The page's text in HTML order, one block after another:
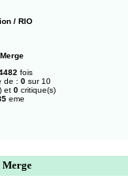
/ RIO
fois
de : 0 sur 10
et 0 critique(s)
eme